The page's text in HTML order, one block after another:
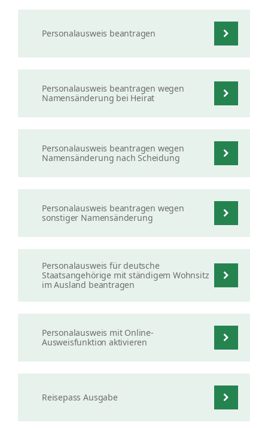
Personalausweis beantragen
Personalausweis beantragen wegen
Namensänderung bei Heirat
Personalausweis beantragen wegen
Namensänderung nach Scheidung
Personalausweis beantragen wegen
sonstiger Namensänderung
Personalausweis für deutsche
Staatsangehörige mit ständigem Wohnsitz
im Ausland beantragen
Personalausweis mit Online-
Ausweisfunktion aktivieren
Reisepass Ausgabe